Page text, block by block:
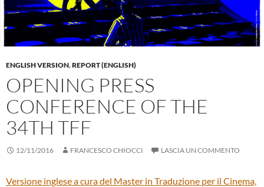
ENGLISH VERSION,REPORT (ENGLISH)
OPENING PRESS
CONFERENCE OF THE
34TH TFF
12/11/2016 FRANCESCO CHIOCCI LASCIA UN COMMENTO
Versione inglese a cura del Master in Traduzione per il Cinema,